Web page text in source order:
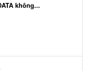
không...